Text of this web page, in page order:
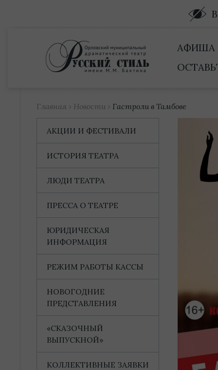
АФИША
Главная › Новости › Гастроли в Тамбове
АКЦИИ И ФЕСТИВАЛИ
ИСТОРИЯ ТЕАТРА
ЛЮДИ ТЕАТРА
ПРЕССА О ТЕАТРЕ
ЮРИДИЧЕСКАЯ
ИНФОРМАЦИЯ
РЕЖИМ РАБОТЫ КАССЫ
НОВОГОДНИЕ
ПРЕДСТАВЛЕНИЯ
«СКАЗОЧНЫЙ
ВЫПУСКНОЙ»
КОЛЛЕКТИВНЫЕ ЗАЯВКИ